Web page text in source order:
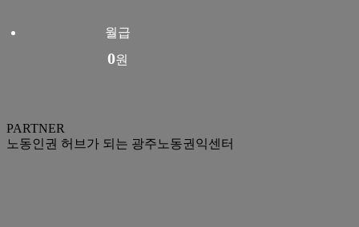
월급
0원
PARTNER
노동인권 허브가 되는 광주노동권익센터